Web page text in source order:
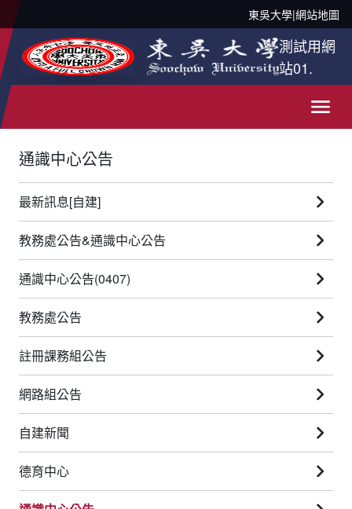
東吳大學|網站地圖
測試用網
站01.
通識中心公告
最新訊息[自建]
教務處公告&通識中心公告
通識中心公告(0407)
教務處公告
註冊課務組公告
網路組公告
自建新聞
德育中心